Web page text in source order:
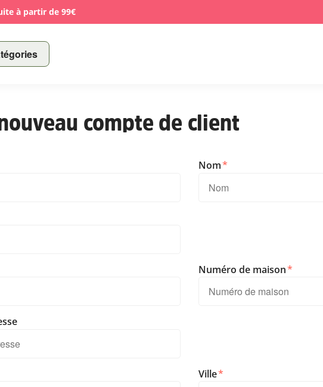
à partir de 99€
compte de client
Nom
Numéro de maison
Ville